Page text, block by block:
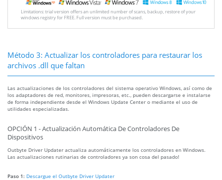
Limitations: trial version offers an unlimited number of scans, backup, restore of your
windows registry for FREE. Full version must be purchased.
Método 3: Actualizar los controladores para restaurar los
archivos .dll que faltan
Las actualizaciones de los controladores del sistema operativo Windows, así como de
los adaptadores de red, monitores, impresoras, etc., pueden descargarse e instalarse
de forma independiente desde el Windows Update Center o mediante el uso de
utilidades especializadas.
OPCIÓN 1 - Actualización Automática De Controladores De
Dispositivos
Outbyte Driver Updater actualiza automáticamente los controladores en Windows.
Las actualizaciones rutinarias de controladores ya son cosa del pasado!
Paso 1: Descargue el Outbyte Driver Updater